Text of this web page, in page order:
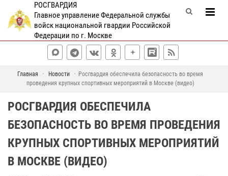
РОСГВАРДИЯ
Главное управление Федеральной службы
войск национальной гвардии Российской
Федерации по г. Москве
Главная Новости
Росгвардия обеспечила безопасность во время
проведения крупных спортивных мероприятий в Москве (видео)
РОСГВАРДИЯ ОБЕСПЕЧИЛА
БЕЗОПАСНОСТЬ ВО ВРЕМЯ ПРОВЕДЕНИЯ
КРУПНЫХ СПОРТИВНЫХ МЕРОПРИЯТИЙ
В МОСКВЕ (ВИДЕО)